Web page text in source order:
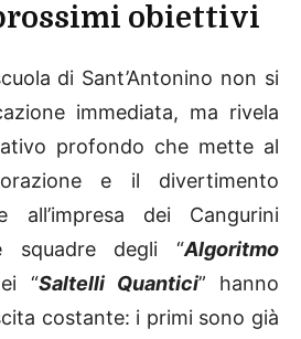
obiettivi
di Sant’Antonino non si
immediata, ma rivela
profondo che mette al
e il divertimento
all’impresa dei Cangurini
squadre degli “Algoritmo
“Saltelli Quantici” hanno
costante: i primi sono già